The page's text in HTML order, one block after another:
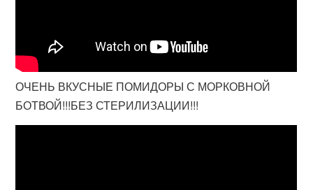
ОЧЕНЬ ВКУСНЫЕ ПОМИДОРЫ С МОРКОВНОЙ
БОТВОЙ!!!БЕЗ СТЕРИЛИЗАЦИИ!!!